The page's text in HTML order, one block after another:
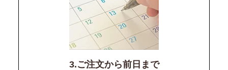
3.ご注文から前日まで